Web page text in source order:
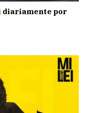
diariamente por